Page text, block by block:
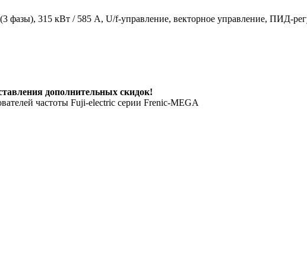
фазы), 315 кВт / 585 A, U/f-управление, векторное управление, ПИД-
дополнительных скидок!
частоты Fuji-electric серии Frenic-MEGA